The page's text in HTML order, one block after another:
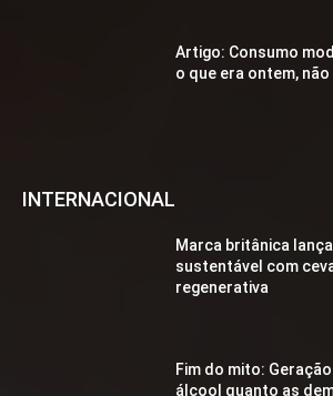
Artigo: Consumo
o que era ontem, não
INTERNACIONAL
Marca britânica
sustentável com
regenerativa
Fim do mito:
álcool quanto as